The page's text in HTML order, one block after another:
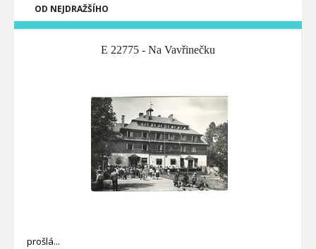
OD NEJDRAŽŠÍHO
E 22775 - Na Vavřinečku
prošlá